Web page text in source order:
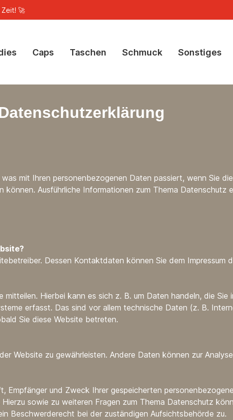
🚀
Caps Taschen Schmuck Sonstiges
mit Ihren personenbezogenen Daten passiert, wenn Sie
Ausführliche Informationen zum Thema Datenschutz
Dessen Kontaktdaten können Sie dem Impressum
Hierbei kann es sich z. B. um Daten handeln, die
erfasst. Das sind vor allem technische Daten (z. B.
Sie diese Website betreten.
Website zu gewährleisten. Andere Daten können zur
und Zweck Ihrer gespeicherten
sowie zu weiteren Fragen zum Thema Datenschutz
Beschwerderecht bei der zuständigen Aufsichtsbehörde zu.